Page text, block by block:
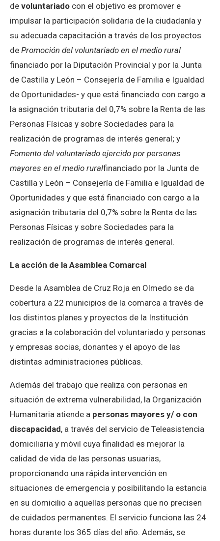
de voluntariado con el objetivo es promover e
impulsar la participación solidaria de la ciudadanía y
su adecuada capacitación a través de los proyectos
de Promoción del voluntariado en el medio rural
financiado por la Diputación Provincial y por la Junta
de Castilla y León – Consejería de Familia e Igualdad
de Oportunidades- y que está financiado con cargo a
la asignación tributaria del 0,7% sobre la Renta de las
Personas Físicas y sobre Sociedades para la
realización de programas de interés general; y
Fomento del voluntariado ejercido por personas
mayores en el medio ruralfinanciado por la Junta de
Castilla y León – Consejería de Familia e Igualdad de
Oportunidades y que está financiado con cargo a la
asignación tributaria del 0,7% sobre la Renta de las
Personas Físicas y sobre Sociedades para la
realización de programas de interés general.
La acción de la Asamblea Comarcal
Desde la Asamblea de Cruz Roja en Olmedo se da
cobertura a 22 municipios de la comarca a través de
los distintos planes y proyectos de la Institución
gracias a la colaboración del voluntariado y personas
y empresas socias, donantes y el apoyo de las
distintas administraciones públicas.
Además del trabajo que realiza con personas en
situación de extrema vulnerabilidad, la Organización
Humanitaria atiende a personas mayores y/ o con
discapacidad, a través del servicio de Teleasistencia
domiciliaria y móvil cuya finalidad es mejorar la
calidad de vida de las personas usuarias,
proporcionando una rápida intervención en
situaciones de emergencia y posibilitando la estancia
en su domicilio a aquellas personas que no precisen
de cuidados permanentes. El servicio funciona las 24
horas durante los 365 días del año. Además, se